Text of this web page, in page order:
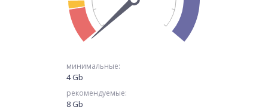
минимальные:
4 Gb
рекомендуемые:
8 Gb